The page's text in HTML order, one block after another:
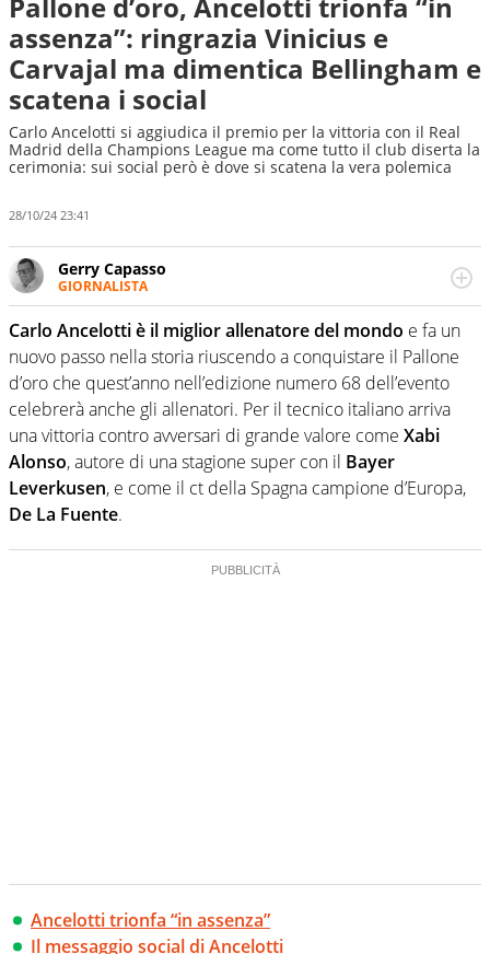
assenza”: ringrazia Vinicius e
Carvajal ma dimentica Bellingham e
scatena i social
Carlo Ancelotti si aggiudica il premio per la vittoria con il Real
Madrid della Champions League ma come tutto il club diserta la
cerimonia: sui social però è dove si scatena la vera polemica
28/10/24 23:41
Gerry Capasso
GIORNALISTA
Per lui gli sport americani non hanno segreti: basket,
football, baseball e la capacità innata di trovare la notizia
dove altri non vedono granché
Carlo Ancelotti è il miglior allenatore del mondo e fa un
nuovo passo nella storia riuscendo a conquistare il Pallone
d’oro che quest’anno nell’edizione numero 68 dell’evento
celebrerà anche gli allenatori. Per il tecnico italiano arriva
una vittoria contro avversari di grande valore come Xabi
Alonso, autore di una stagione super con il Bayer
Leverkusen, e come il ct della Spagna campione d’Europa,
De La Fuente.
Ancelotti trionfa “in assenza”
Il messaggio social di Ancelotti